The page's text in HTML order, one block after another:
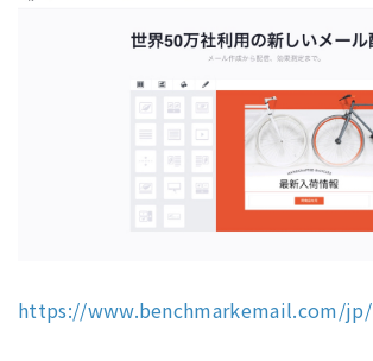
https://www.benchmarkemail.com/jp/